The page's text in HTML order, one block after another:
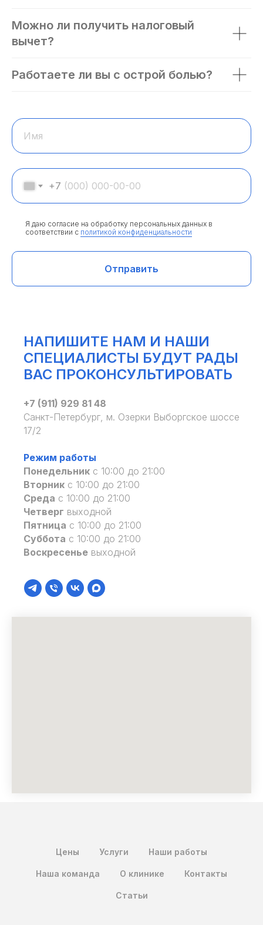
Можно ли получить налоговый
вычет?
Работаете ли вы с острой болью?
Имя
+7
Я даю согласие на обработку персональных данных в
соответствии с политикой конфиденциальности
Отправить
НАПИШИТЕ НАМ И НАШИ
СПЕЦИАЛИСТЫ БУДУТ РАДЫ
ВАС ПРОКОНСУЛЬТИРОВАТЬ
+7 (911) 929 81 48
Санкт-Петербург, м. Озерки Выборгское шоссе
17/2
Режим работы
Понедельник с 10:00 до 21:00
Вторник с 10:00 до 21:00
Среда с 10:00 до 21:00
Четверг выходной
Пятница с 10:00 до 21:00
Суббота с 10:00 до 21:00
Воскресенье выходной
Цены Услуги Наши работы
Наша команда О клинике Контакты
Статьи